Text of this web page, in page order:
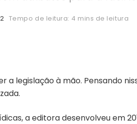
Tempo de leitura: 4 mins de leitura
legislação à mão. Pensando
a editora desenvolveu em